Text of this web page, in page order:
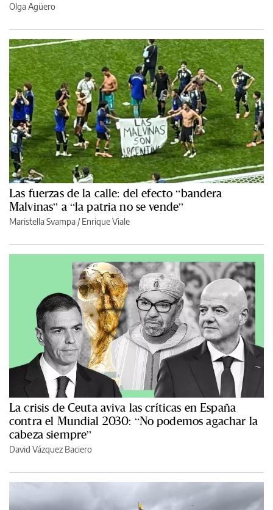
Olga Agüero
Las fuerzas de la calle: del efecto “bandera
Malvinas” a “la patria no se vende”
Maristella Svampa /Enrique Viale
La crisis de Ceuta aviva las críticas en España
contra el Mundial 2030: “No podemos agachar la
cabeza siempre”
David Vázquez Baciero